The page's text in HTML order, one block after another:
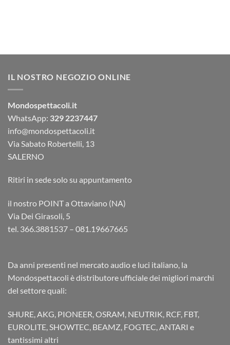
IL NOSTRO NEGOZIO ONLINE
Mondospettacoli.it
WhatsApp: 329 2237447
info@mondospettacoli.it
Via Sabato Robertelli, 13
SALERNO
Ritiri in sede solo su appuntamento
il nostro POINT a Ottaviano (NA)
Via Dei Girasoli, 5
tel. 366.3881537 – 081.19667665
Da anni presenti nel mercato audio e luci italiano, la
Mondospettacoli è distributore ufficiale dei migliori marchi
del settore quali:
SHURE, AKG, PIONEER, OSRAM, NEUTRIK, RCF, FBT,
EUROLITE, SHOWTEC, BEAMZ, FOGTEC, ANTARI e
tantissimi altri